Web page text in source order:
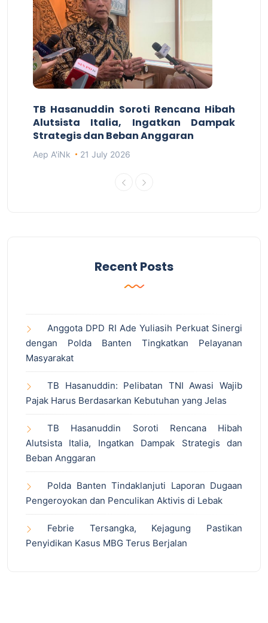
TB Hasanuddin Soroti Rencana Hibah
Alutsista Italia, Ingatkan Dampak
Strategis dan Beban Anggaran
Aep A'iNk 21 July 2026
Recent Posts
Anggota DPD RI Ade Yuliasih Perkuat Sinergi
dengan Polda Banten Tingkatkan Pelayanan
Masyarakat
TB Hasanuddin: Pelibatan TNI Awasi Wajib
Pajak Harus Berdasarkan Kebutuhan yang Jelas
TB Hasanuddin Soroti Rencana Hibah
Alutsista Italia, Ingatkan Dampak Strategis dan
Beban Anggaran
Polda Banten Tindaklanjuti Laporan Dugaan
Pengeroyokan dan Penculikan Aktivis di Lebak
Febrie Tersangka, Kejagung Pastikan
Penyidikan Kasus MBG Terus Berjalan